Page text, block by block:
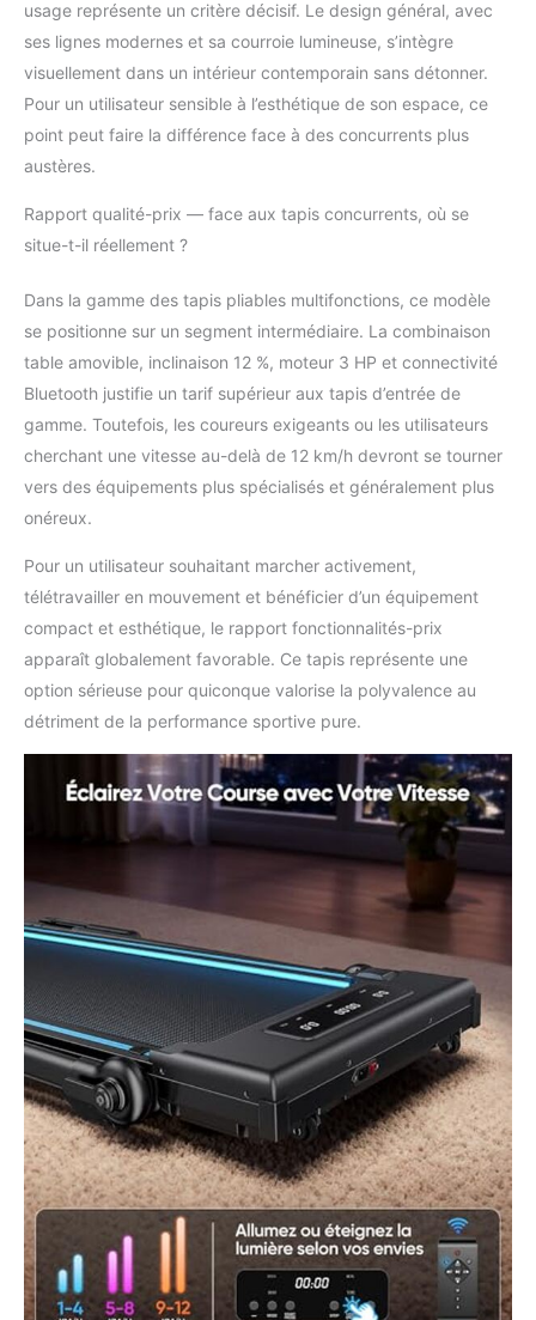
usage représente un critère décisif. Le design général, avec
ses lignes modernes et sa courroie lumineuse, s’intègre
visuellement dans un intérieur contemporain sans détonner.
Pour un utilisateur sensible à l’esthétique de son espace, ce
point peut faire la différence face à des concurrents plus
austères.
Rapport qualité-prix — face aux tapis concurrents, où se
situe-t-il réellement ?
Dans la gamme des tapis pliables multifonctions, ce modèle
se positionne sur un segment intermédiaire. La combinaison
table amovible, inclinaison 12 %, moteur 3 HP et connectivité
Bluetooth justifie un tarif supérieur aux tapis d’entrée de
gamme. Toutefois, les coureurs exigeants ou les utilisateurs
cherchant une vitesse au-delà de 12 km/h devront se tourner
vers des équipements plus spécialisés et généralement plus
onéreux.
Pour un utilisateur souhaitant marcher activement,
télétravailler en mouvement et bénéficier d’un équipement
compact et esthétique, le rapport fonctionnalités-prix
apparaît globalement favorable. Ce tapis représente une
option sérieuse pour quiconque valorise la polyvalence au
détriment de la performance sportive pure.